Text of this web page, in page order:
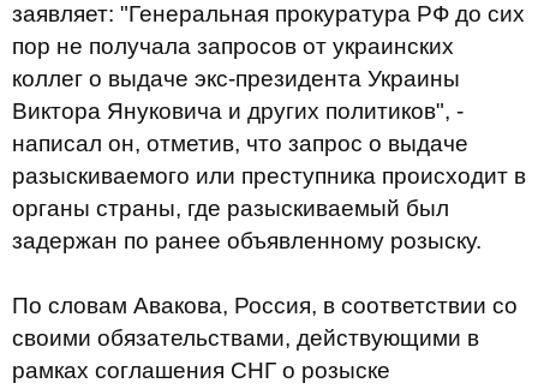
заявляет: "Генеральная прокуратура РФ до сих
пор не получала запросов от украинских
коллег о выдаче экс-президента Украины
Виктора Януковича и других политиков", -
написал он, отметив, что запрос о выдаче
разыскиваемого или преступника происходит в
органы страны, где разыскиваемый был
задержан по ранее объявленному розыску.
По словам Авакова, Россия, в соответствии со
своими обязательствами, действующими в
рамках соглашения СНГ о розыске